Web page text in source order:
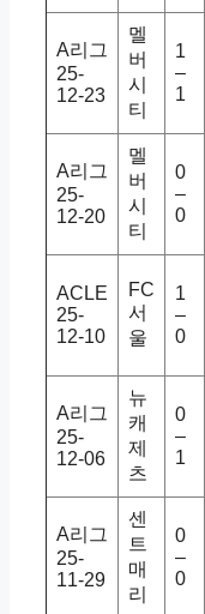
A리그
25-
12-23
멜
버
시
티
1
–
1
A리그
25-
12-20
멜
버
시
티
0
–
0
ACLE
25-
12-10
FC
서
울
1
–
0
A리그
25-
12-06
뉴
캐
제
츠
0
–
1
A리그
25-
11-29
센
트
매
리
0
–
0